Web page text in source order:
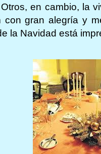
en cambio, la
con gran alegría y
la Navidad está